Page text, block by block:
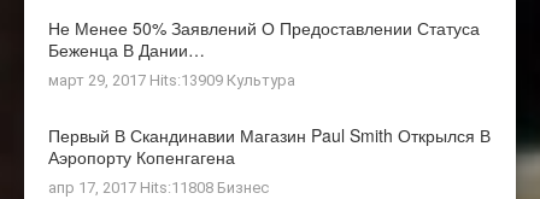
Не Менее 50% Заявлений О Предоставлении Статуса
Беженца В Дании…
март 29, 2017 Hits:13909 Культура
Первый В Скандинавии Магазин Paul Smith Открылся В
Аэропорту Копенгагена
апр 17, 2017 Hits:11808 Бизнес